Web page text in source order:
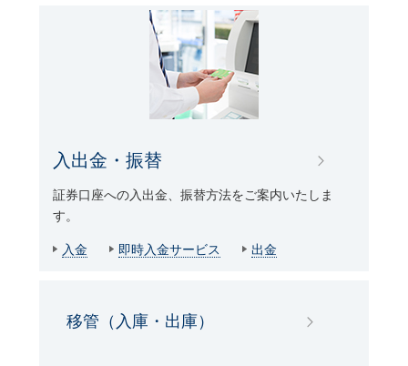
入出金・振替
証券口座への入出金、振替方法をご案内いたしま
す。
入金 即時入金サービス 出金
移管（入庫・出庫）